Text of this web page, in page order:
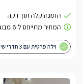
וילה פרטית עם 3 חדרי שינה